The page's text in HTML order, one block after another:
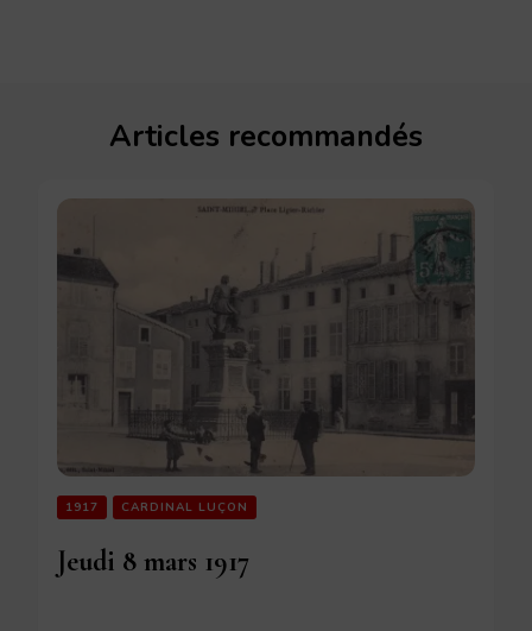
Articles recommandés
1917 CARDINAL LUÇON
Jeudi 8 mars 1917